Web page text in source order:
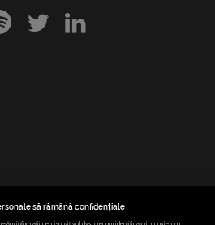
să rămână confidențiale